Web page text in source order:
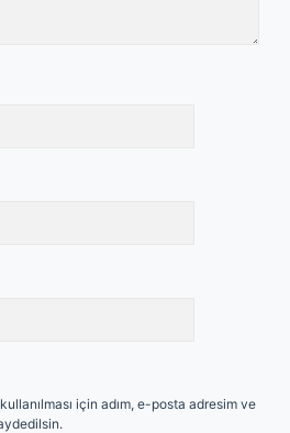
için adım, e-posta adresim ve